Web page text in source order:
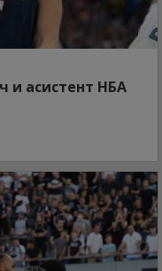
и асистент НБА